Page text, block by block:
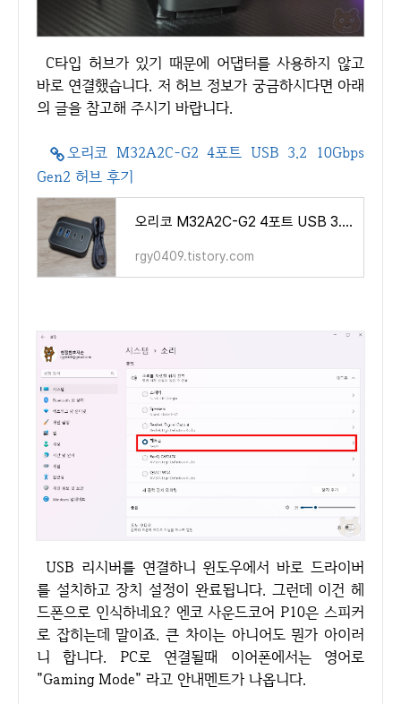
C타입 허브가 있기 때문에 어댑터를 사용하지 않고
바로 연결했습니다. 저 허브 정보가 궁금하시다면 아래
의 글을 참고해 주시기 바랍니다.
오리코 M32A2C-G2 4포트 USB 3.2 10Gbps
Gen2 허브 후기
오리코 M32A2C-G2 4포트 USB 3.2 10Gbps Gen2 허브 후기
rgy0409.tistory.com
USB 리시버를 연결하니 윈도우에서 바로 드라이버
를 설치하고 장치 설정이 완료됩니다. 그런데 이건 헤
드폰으로 인식하네요? 엔코 사운드코어 P10은 스피커
로 잡히는데 말이죠. 큰 차이는 아니어도 뭔가 아이러
니 합니다. PC로 연결될때 이어폰에서는 영어로
"Gaming Mode" 라고 안내멘트가 나옵니다.